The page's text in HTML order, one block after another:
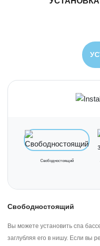
Свободностоящий
Вы можете установить спа
заглубляя его в нишу. Если вы
Свободностоящий